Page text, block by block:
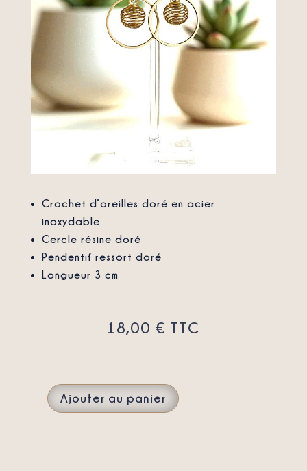
Crochet d’oreilles doré en acier
inoxydable
Cercle résine doré
Pendentif ressort doré
Longueur 3 cm
18,00€ TTC
QUANTITÉ
Ajouter au panier